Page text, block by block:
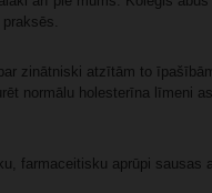
zinātniski atzītām to
normālu holesterīna līmeni
farmaceitisku aprūpi sausas